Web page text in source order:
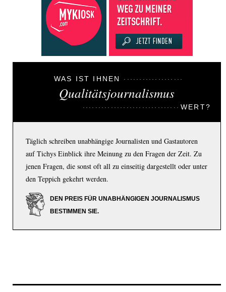
WAS IST IHNEN
Qualitätsjournalismus
WERT?
Täglich schreiben unabhängige Journalisten und Gastautoren
auf Tichys Einblick ihre Meinung zu den Fragen der Zeit. Zu
jenen Fragen, die sonst oft all zu einseitig dargestellt oder unter
den Teppich gekehrt werden.
DEN PREIS FÜR UNABHÄNGIGEN JOURNALISMUS
BESTIMMEN SIE.